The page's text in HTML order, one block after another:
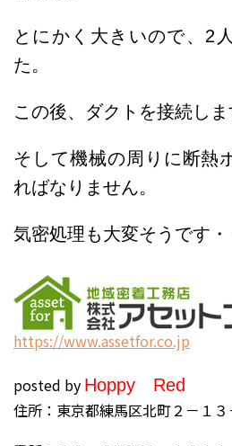
とにかく大きいので、2
た。
この後、ダクトを接続しま
そして機械の周りに断熱
ればなりません。
気密処理も大変そうです・
https://www.assetfor.co.jp
posted by Hoppy Red
住所：東京都練馬区北町２－１